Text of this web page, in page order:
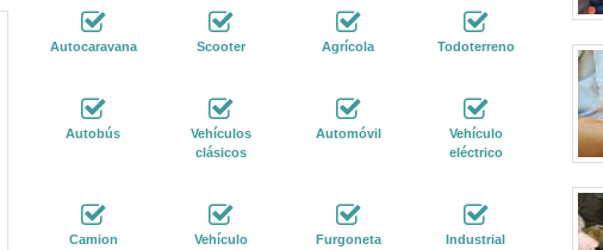
Autocaravana Scooter Agrícola Todoterreno
Autobús
Vehículos
clásicos
Automóvil
Vehículo
eléctrico
Camion
Vehículo
Furgoneta Industrial